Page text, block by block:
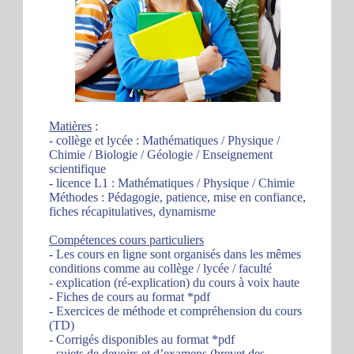
Matières :
- collège et lycée : Mathématiques / Physique /
Chimie / Biologie / Géologie / Enseignement
scientifique
- licence L1 : Mathématiques / Physique / Chimie
Méthodes : Pédagogie, patience, mise en confiance,
fiches récapitulatives, dynamisme
Compétences cours particuliers
- Les cours en ligne sont organisés dans les mêmes
conditions comme au collège / lycée / faculté
- explication (ré-explication) du cours à voix haute
- Fiches de cours au format *pdf
- Exercices de méthode et compréhension du cours
(TD)
- Corrigés disponibles au format *pdf